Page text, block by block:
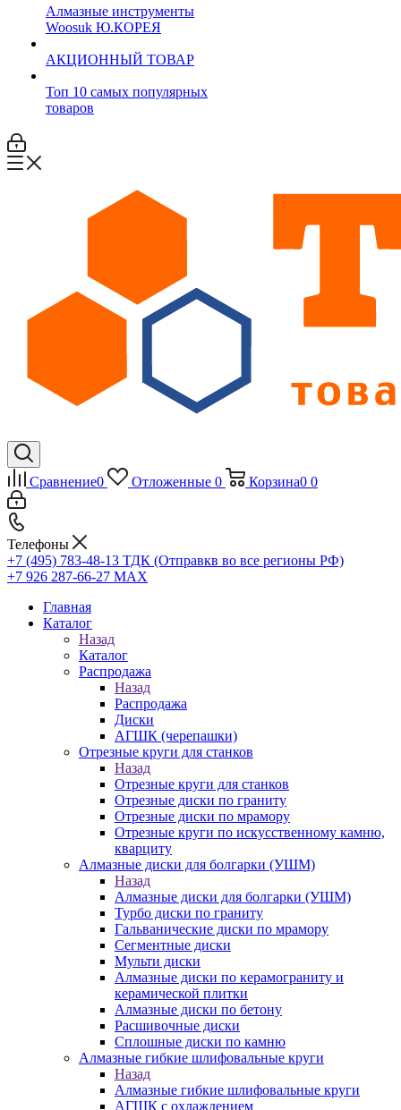
Алмазные инструменты
Woosuk Ю.КОРЕЯ
АКЦИОННЫЙ ТОВАР
Топ 10 самых популярных
товаров
Сравнение0 Отложенные 0 Корзина0 0
Телефоны
+7 (495) 783-48-13 ТДК (Отправкв во все регионы РФ)
+7 926 287-66-27 МАХ
Главная
Каталог
Назад
Каталог
Распродажа
Назад
Распродажа
Диски
АГШК (черепашки)
Отрезные круги для станков
Назад
Отрезные круги для станков
Отрезные диски по граниту
Отрезные диски по мрамору
Отрезные круги по искусственному камню,
кварциту
Алмазные диски для болгарки (УШМ)
Назад
Алмазные диски для болгарки (УШМ)
Турбо диски по граниту
Гальванические диски по мрамору
Сегментные диски
Мульти диски
Алмазные диски по керамограниту и
керамической плитки
Алмазные диски по бетону
Расшивочные диски
Сплошные диски по камню
Алмазные гибкие шлифовальные круги
Назад
Алмазные гибкие шлифовальные круги
АГШК с охлаждением